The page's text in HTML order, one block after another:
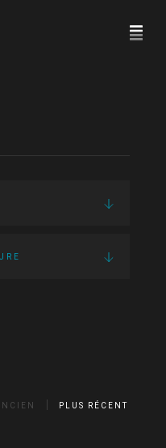
PLUS RÉCENT